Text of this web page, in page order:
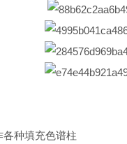
种填充色谱柱